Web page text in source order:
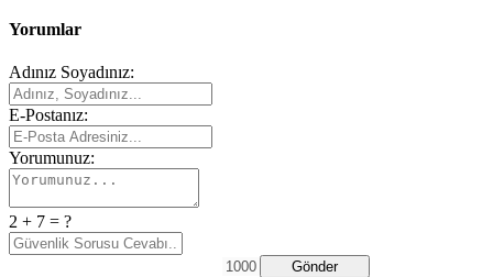
Yorumlar
Adınız Soyadınız:
E-Postanız:
Yorumunuz:
2 + 7 = ?
Gönder